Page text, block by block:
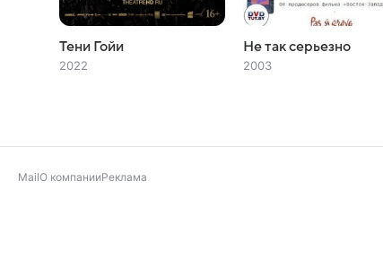
Тени Гойи
2022
Не так серьезно
2003
MailО компанииРеклама